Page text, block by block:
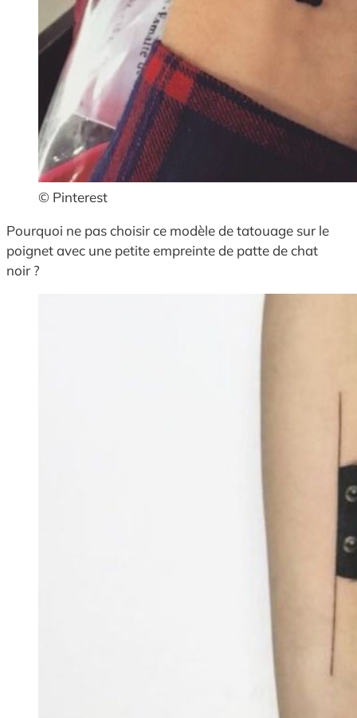
© Pinterest
Pourquoi ne pas choisir ce modèle de tatouage sur le
poignet avec une petite empreinte de patte de chat
noir ?